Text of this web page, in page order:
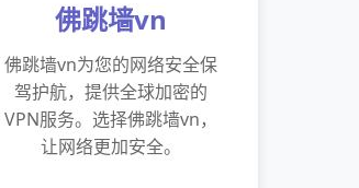
佛跳墙vn
佛跳墙vn为您的网络安全保
驾护航，提供全球加密的
VPN服务。选择佛跳墙vn，
让网络更加安全。